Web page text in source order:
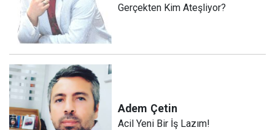
Gerçekten Kim Ateşliyor?
Adem Çetin
Acil Yeni Bir İş Lazım!